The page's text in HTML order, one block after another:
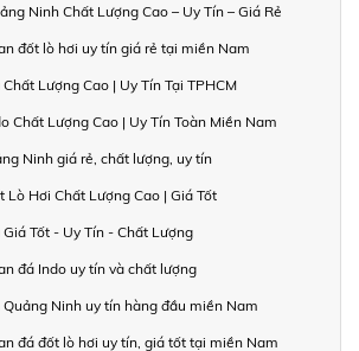
Ninh Chất Lượng Cao – Uy Tín – Giá Rẻ
đốt lò hơi uy tín giá rẻ tại miền Nam
Lượng Cao | Uy Tín Tại TPHCM
Chất Lượng Cao | Uy Tín Toàn Miền Nam
Ninh giá rẻ, chất lượng, uy tín
Lò Hơi Chất Lượng Cao | Giá Tốt
Tốt - Uy Tín - Chất Lượng
đá Indo uy tín và chất lượng
Ninh uy tín hàng đầu miền Nam
đá đốt lò hơi uy tín, giá tốt tại miền Nam